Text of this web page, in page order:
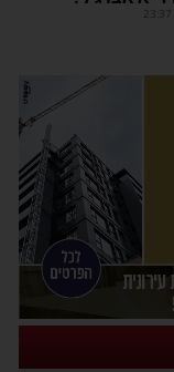
23:37